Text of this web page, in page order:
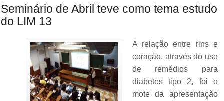
Seminário de Abril teve como tema estudo
do LIM 13
A relação entre rins e
coração, através do uso
de remédios para
diabetes tipo 2, foi o
mote da apresentação